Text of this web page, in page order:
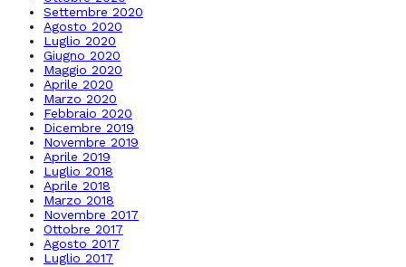
Settembre 2020
Agosto 2020
Luglio 2020
Giugno 2020
Maggio 2020
Aprile 2020
Marzo 2020
Febbraio 2020
Dicembre 2019
Novembre 2019
Aprile 2019
Luglio 2018
Aprile 2018
Marzo 2018
Novembre 2017
Ottobre 2017
Agosto 2017
Luglio 2017